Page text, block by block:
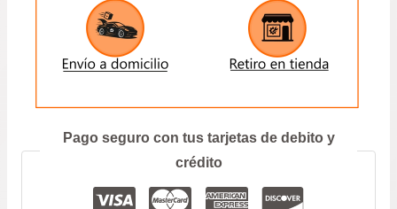
Pago seguro con tus tarjetas de debito y
crédito